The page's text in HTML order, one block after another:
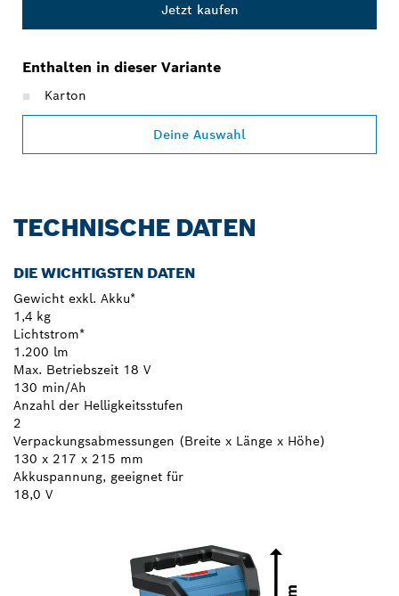
Jetzt kaufen
Enthalten in dieser Variante
Karton
Deine Auswahl
TECHNISCHE DATEN
DIE WICHTIGSTEN DATEN
Gewicht exkl. Akku*
1,4 kg
Lichtstrom*
1.200 lm
Max. Betriebszeit 18 V
130 min/Ah
Anzahl der Helligkeitsstufen
2
Verpackungsabmessungen (Breite x Länge x Höhe)
130 x 217 x 215 mm
Akkuspannung, geeignet für
18,0 V